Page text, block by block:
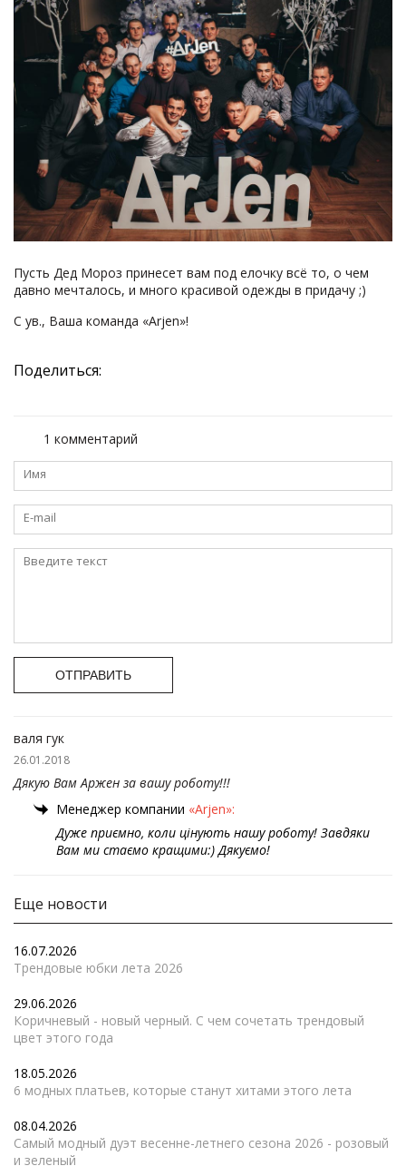
Пусть Дед Мороз принесет вам под елочку всё то, о чем
давно мечталось, и много красивой одежды в придачу ;)
С ув., Ваша команда «Arjen»!
Поделиться:
1 комментарий
ОТПРАВИТЬ
валя гук
26.01.2018
Дякую Вам Аржен за вашу роботу!!!
Менеджер компании «Arjen»:
Дуже приємно, коли цінують нашу роботу! Завдяки
Вам ми стаємо кращими:) Дякуємо!
Еще новости
16.07.2026
Трендовые юбки лета 2026
29.06.2026
Коричневый - новый черный. С чем сочетать трендовый
цвет этого года
18.05.2026
6 модных платьев, которые станут хитами этого лета
08.04.2026
Самый модный дуэт весенне-летнего сезона 2026 - розовый
и зеленый